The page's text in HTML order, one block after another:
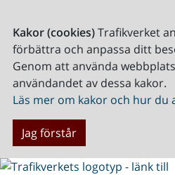
Kakor (cookies)Trafikverket
förbättra och anpassa ditt
Genom att använda
användandet av dessa kakor.
Läs mer om kakor och hur du
Jag förstår